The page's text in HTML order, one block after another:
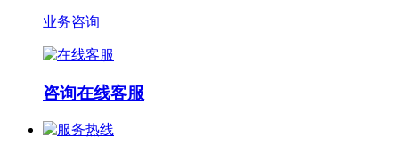
业务咨询
咨询在线客服